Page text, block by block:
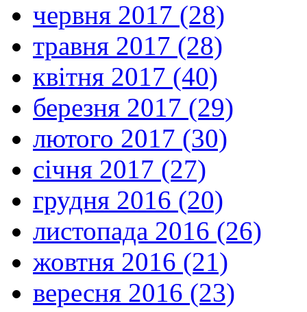
червня 2017 (28)
травня 2017 (28)
квітня 2017 (40)
березня 2017 (29)
лютого 2017 (30)
січня 2017 (27)
грудня 2016 (20)
листопада 2016 (26)
жовтня 2016 (21)
вересня 2016 (23)